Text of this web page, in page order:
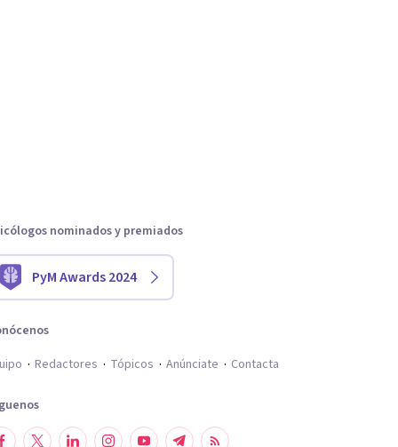
nominados y premiados
PyM Awards 2024
Redactores Tópicos Anúnciate Contacta